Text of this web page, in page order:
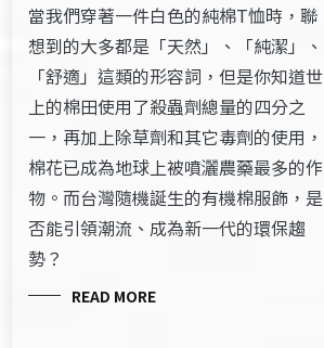
當我們穿著一件白色的純棉T恤時，聯
想到的大多都是「天然」、「純潔」、
「舒適」這類的形容詞，但是你知道世
上的棉田使用了殺蟲劑總量的四分之
一，再加上除草劑和其它毒劑的使用，
棉花已成為地球上被噴灑農藥最多的作
物。而台灣隨機誕生的有機棉服飾，是
否能引領潮流、成為新一代的環保趨
勢？
READ MORE